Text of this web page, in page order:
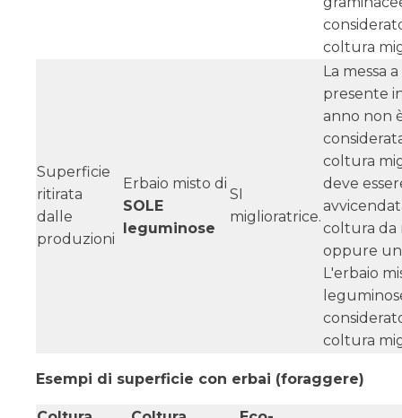
coltura
Superficie
ritirata
dalle
produzioni
Erbaio misto di
SOLE
leguminose
SI
miglioratrice.
La messa
presente
anno non
coltura
deve
coltura da
oppure
L'erbaio
coltura
Esempi di superficie con erbai (foraggere)